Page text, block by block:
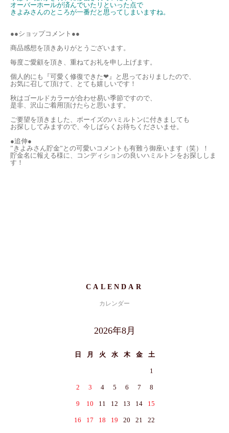
オーバーホールが済んでいたリといった点で
きよみさんのところが一番だと思ってしまいますね。
●●ショップコメント●●
商品感想を頂きありがとうございます。
毎度ご愛顧を頂き、重ねてお礼を申し上げます。
個人的にも『可愛く修復できた❤』と思っておりましたので、
お気に召して頂けて、とても嬉しいです！
秋はゴールドカラーが合わせ易い季節ですので、
是非、沢山ご着用頂けたらと思います。
ご要望を頂きました、ボーイズのハミルトンに付きましても
お探ししてみますので、今しばらくお待ちくださいませ。
●追伸●
”きよみさん貯金”との可愛いコメントも有難う御座います（笑）！
貯金名に報える様に、コンディションの良いハミルトンをお探ししま
す！
CALENDAR
カレンダー
2026年8月
日 月 火 水 木 金 土
1
2 3 4 5 6 7 8
9 10 11 12 13 14 15
16 17 18 19 20 21 22